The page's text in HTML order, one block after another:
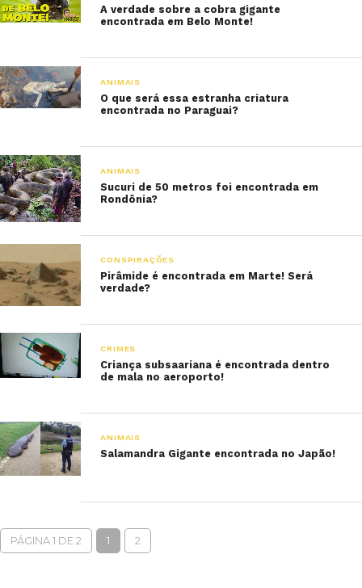
A verdade sobre a cobra gigante
encontrada em Belo Monte!
ANIMAIS
O que será essa estranha criatura
encontrada no Paraguai?
ANIMAIS
Sucuri de 50 metros foi encontrada em
Rondônia?
CONSPIRAÇÕES
Pirâmide é encontrada em Marte! Será
verdade?
CRIMES
Criança subsaariana é encontrada dentro
de mala no aeroporto!
ANIMAIS
Salamandra Gigante encontrada no Japão!
PÁGINA 1 DE 2 1 2